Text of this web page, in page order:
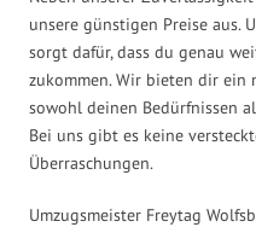
unsere günstigen Preise aus.
sorgt dafür, dass du genau
zukommen. Wir bieten dir ein
sowohl deinen Bedürfnissen
Bei uns gibt es keine
Überraschungen.
Umzugsmeister Freytag